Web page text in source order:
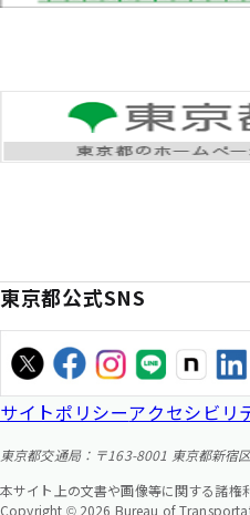
東京都公式SNS
サイトポリシーアクセシビリ
東京都交通局：〒163-8001 東京都新宿
本サイト上の文書や画像等に関する諸権
Copyright © 2026 Bureau of